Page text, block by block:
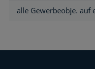
alle Gewerbeobje. auf